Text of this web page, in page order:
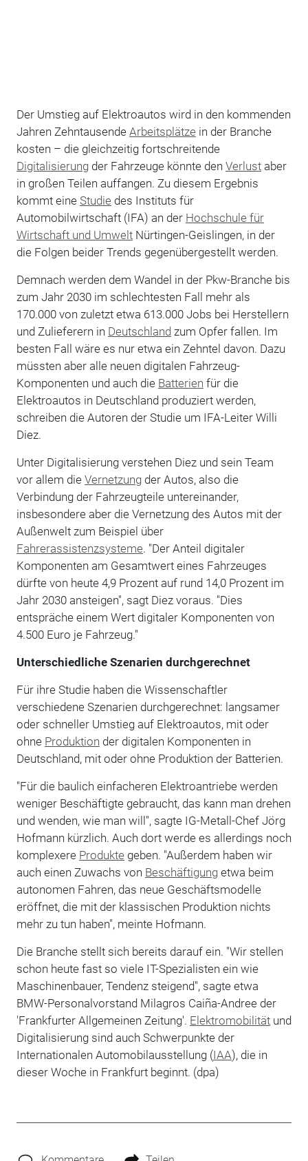
Der Umstieg auf Elektroautos wird in den kommenden
Jahren Zehntausende Arbeitsplätze in der Branche
kosten – die gleichzeitig fortschreitende
Digitalisierungder Fahrzeuge könnte den Verlustaber
in großen Teilen auffangen. Zu diesem Ergebnis
kommt eine Studie des Instituts für
Automobilwirtschaft (IFA) an der Hochschule für
Wirtschaft und UmweltNürtingen-Geislingen, in der
die Folgen beider Trends gegenübergestellt werden.
Demnach werden dem Wandel in der Pkw-Branche bis
zum Jahr 2030 im schlechtesten Fall mehr als
170.000 von zuletzt etwa 613.000 Jobs bei Herstellern
und Zulieferern in Deutschland zum Opfer fallen. Im
besten Fall wäre es nur etwa ein Zehntel davon. Dazu
müssten aber alle neuen digitalen Fahrzeug-
Komponenten und auch die Batterien für die
Elektroautos in Deutschland produziert werden,
schreiben die Autoren der Studie um IFA-Leiter Willi
Diez.
Unter Digitalisierung verstehen Diez und sein Team
vor allem die Vernetzungder Autos, also die
Verbindung der Fahrzeugteile untereinander,
insbesondere aber die Vernetzung des Autos mit der
Außenwelt zum Beispiel über
Fahrerassistenzsysteme. "Der Anteil digitaler
Komponenten am Gesamtwert eines Fahrzeuges
dürfte von heute 4,9 Prozent auf rund 14,0 Prozent im
Jahr 2030 ansteigen", sagt Diez voraus. "Dies
entspräche einem Wert digitaler Komponenten von
4.500 Euro je Fahrzeug."
Unterschiedliche Szenarien durchgerechnet
Für ihre Studie haben die Wissenschaftler
verschiedene Szenarien durchgerechnet: langsamer
oder schneller Umstieg auf Elektroautos, mit oder
ohne Produktion der digitalen Komponenten in
Deutschland, mit oder ohne Produktion der Batterien.
"Für die baulich einfacheren Elektroantriebe werden
weniger Beschäftigte gebraucht, das kann man drehen
und wenden, wie man will", sagte IG-Metall-Chef Jörg
Hofmann kürzlich. Auch dort werde es allerdings noch
komplexere Produkte geben. "Außerdem haben wir
auch einen Zuwachs von Beschäftigungetwa beim
autonomen Fahren, das neue Geschäftsmodelle
eröffnet, die mit der klassischen Produktion nichts
mehr zu tun haben", meinte Hofmann.
Die Branche stellt sich bereits darauf ein. "Wir stellen
schon heute fast so viele IT-Spezialisten ein wie
Maschinenbauer, Tendenz steigend", sagte etwa
BMW-Personalvorstand Milagros Caiña-Andree der
'Frankfurter Allgemeinen Zeitung'. Elektromobilitätund
Digitalisierung sind auch Schwerpunkte der
Internationalen Automobilausstellung (IAA), die in
dieser Woche in Frankfurt beginnt. (dpa)